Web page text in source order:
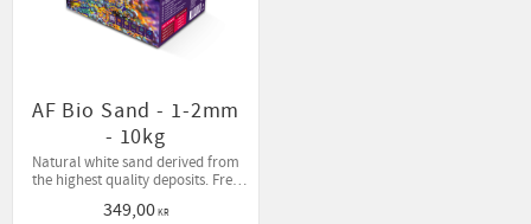
AF Bio Sand - 1-2mm
- 10kg
Natural white sand derived from
the highest quality deposits. Free
349,00KR